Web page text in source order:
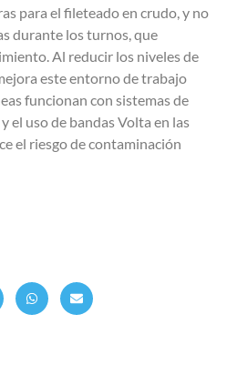
para el fileteado en crudo, y no
durante los turnos, que
Al reducir los niveles de
este entorno de trabajo
funcionan con sistemas de
el uso de bandas Volta en las
el riesgo de contaminación